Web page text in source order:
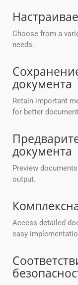
Choose from a
needs.
документа
Retain important
for better
документа
Preview
output.
Access detailed
easy